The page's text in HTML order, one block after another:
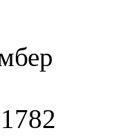
1782